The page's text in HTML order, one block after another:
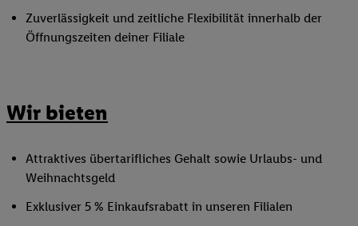
Zuverlässigkeit und zeitliche Flexibilität innerhalb der
Öffnungszeiten deiner Filiale
Wir bieten
Attraktives übertarifliches Gehalt sowie Urlaubs- und
Weihnachtsgeld
Exklusiver 5 % Einkaufsrabatt in unseren Filialen